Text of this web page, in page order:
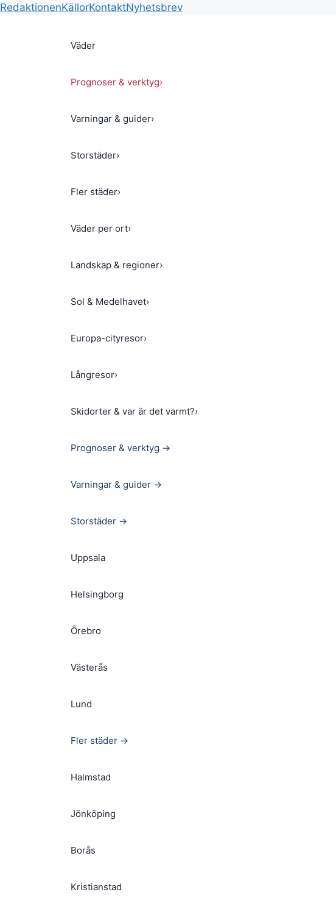
RedaktionenKällorKontaktNyhetsbrev
Väder
Prognoser & verktyg›
Varningar & guider›
Storstäder›
Fler städer›
Väder per ort›
Landskap & regioner›
Sol & Medelhavet›
Europa-cityresor›
Långresor›
Skidorter & var är det varmt?›
Prognoser & verktyg →
Varningar & guider →
Storstäder →
Uppsala
Helsingborg
Örebro
Västerås
Lund
Fler städer →
Halmstad
Jönköping
Borås
Kristianstad